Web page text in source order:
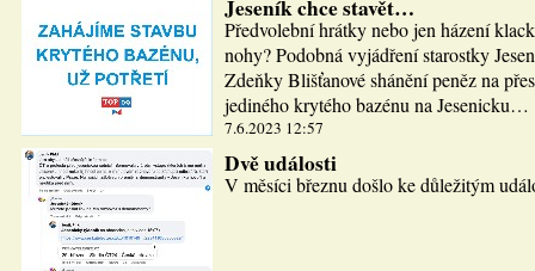
Jeseník chce stavět…
Předvolební hrátky nebo jen házení
nohy? Podobná vyjádření starostky
Zdeňky Blišťanové shánění peněz na
jediného krytého bazénu na Jesenicku…
7.6.2023 12:57
Dvě události
V měsíci březnu došlo ke důležitým